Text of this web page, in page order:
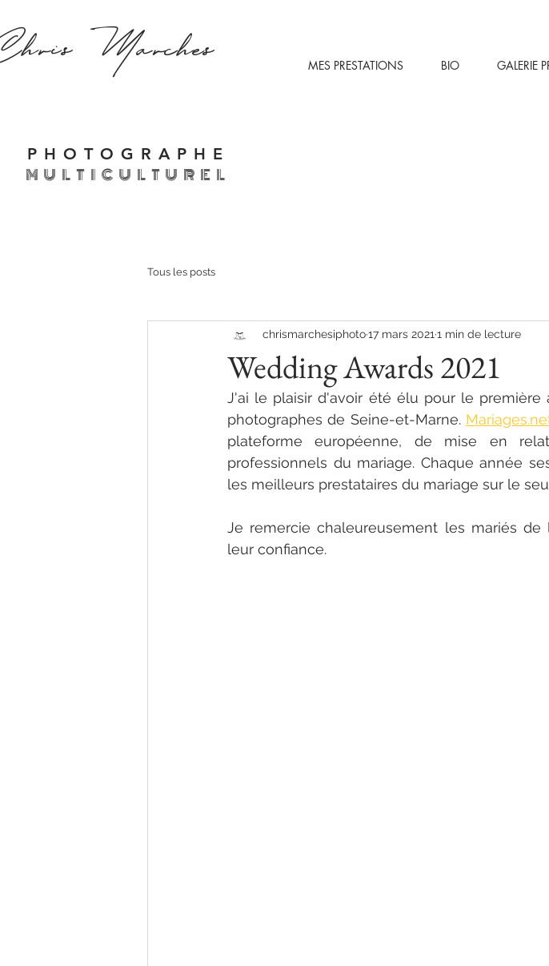
PHOTOGRAPHE
MULTICULTUREL
Marches MES PRESTATIONS BIO GALERIE
Tous les posts
Wedding Awards 2021
chrismarchesiphoto17 mars 2021 1 min de lecture
J'ai le plaisir d'avoir été élu pour le
photographes de Seine-et-Marne.
plateforme européenne, de mise en
professionnels du mariage. Chaque année
les meilleurs prestataires du mariage sur le
Je remercie chaleureusement les mariés de
leur confiance.